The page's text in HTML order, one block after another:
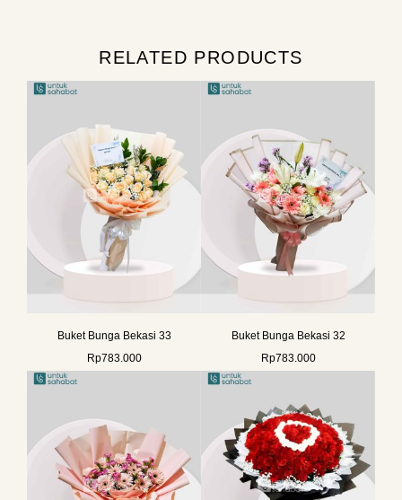
RELATED PRODUCTS
Buket Bunga Bekasi 33
Rp783.000
Buket Bunga Bekasi 32
Rp783.000